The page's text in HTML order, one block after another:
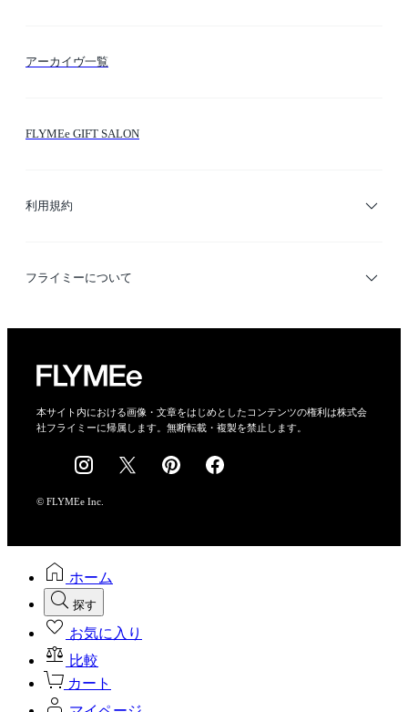
アーカイヴ一覧
FLYMEe GIFT SALON
利用規約
利用規約
フライミーについて
会社概要
採用情報
本サイト内における画像・文章をはじめとしたコンテンツの権利は株式会
社フライミーに帰属します。無断転載・複製を禁止します。
© FLYMEe Inc.
ホーム
探す
お気に入り
比較
カート